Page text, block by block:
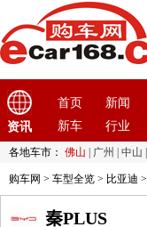
资讯
首页 新闻
新车
行业
各地车市： 佛山 广州 中山
购车网 > 车型全览 > 比亚迪 >
秦PLUS